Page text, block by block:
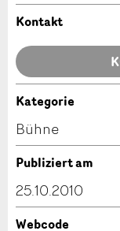
Ihr Feedback
Allgemeines
Anzeige
Anzeige
Empfehlen Sie
Kontakt
Kontakt
Verfassen Sie
Kategorie
Bühne
Publiziert am
25.10.2010
Webcode